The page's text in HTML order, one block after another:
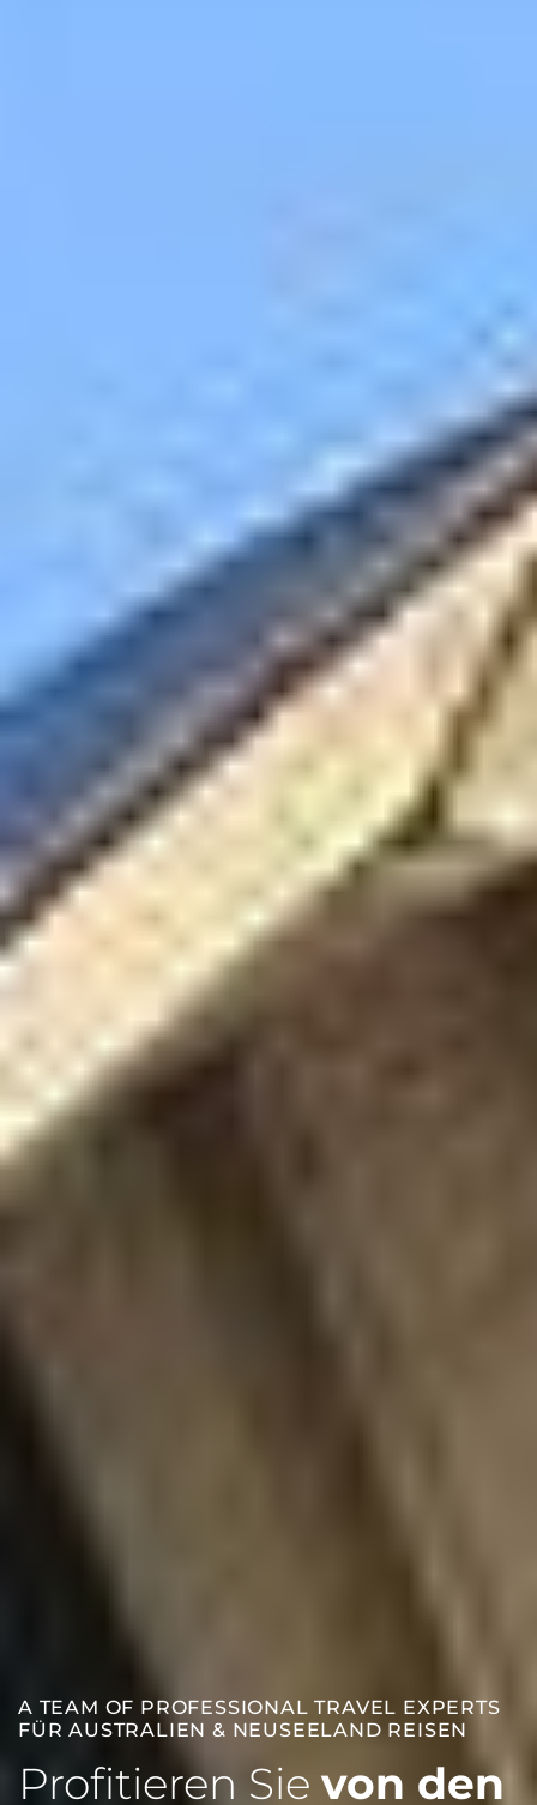
A TEAM OF PROFESSIONAL TRAVEL EXPERTS
FÜR AUSTRALIEN & NEUSEELAND REISEN
Profitieren Sie von den